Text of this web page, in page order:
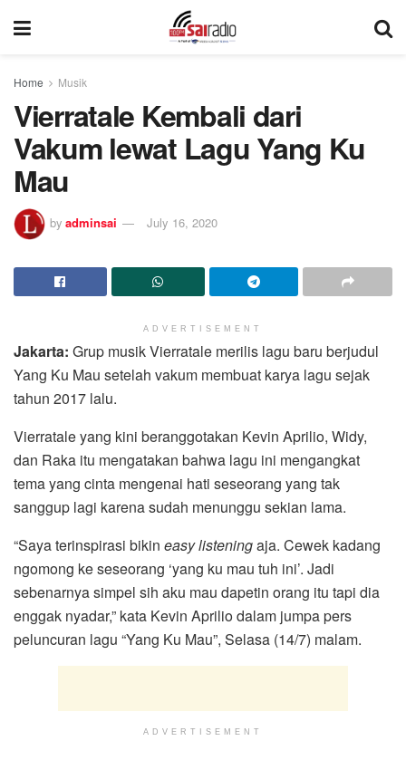
Home Musik
Vierratale Kembali dari
Vakum lewat Lagu Yang Ku
Mau
by adminsai July 16, 2020
ADVERTISEMENT
Jakarta: Grup musik Vierratale merilis lagu baru berjudul
Yang Ku Mau setelah vakum membuat karya lagu sejak
tahun 2017 lalu.
Vierratale yang kini beranggotakan Kevin Aprilio, Widy,
dan Raka itu mengatakan bahwa lagu ini mengangkat
tema yang cinta mengenai hati seseorang yang tak
sanggup lagi karena sudah menunggu sekian lama.
“Saya terinspirasi bikin easy listeningaja. Cewek kadang
ngomong ke seseorang ‘yang ku mau tuh ini’. Jadi
sebenarnya simpel sih aku mau dapetin orang itu tapi dia
enggak nyadar,” kata Kevin Aprilio dalam jumpa pers
peluncuran lagu “Yang Ku Mau”, Selasa (14/7) malam.
ADVERTISEMENT